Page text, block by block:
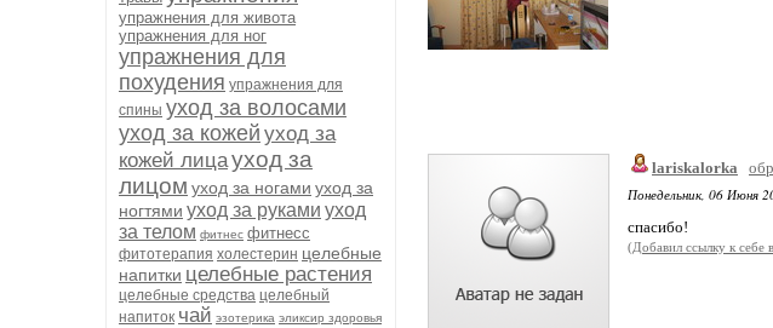
упражнения для живота
упражнения для ног
упражнения для
похудения упражнения для
спины уход за волосами
уход за кожей уход за
кожей лицауход за
лицом уход за ногами уход за
ногтями уход за руками уход
за телом фитнес фитнесс
фитотерапия холестерин целебные
напитки целебные растения
целебные средства целебный
напиток чай эзотерика эликсир здоровья
lariskalorka
Понедельник, 06 Июня
спасибо!
(Добавил ссылку к себе